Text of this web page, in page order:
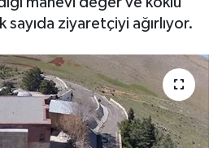
sayıda ziyaretçiyi ağırlıyor.